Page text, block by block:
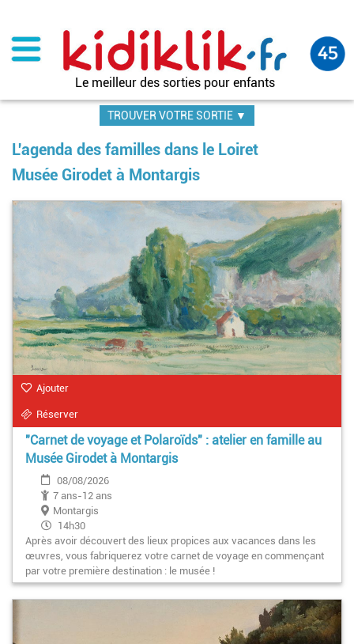
contenu
principal
Le meilleur des sorties pour enfants
TROUVER VOTRE SORTIE ▼
L'agenda des familles dans le Loiret
Musée Girodet à Montargis
Ajouter
Réserver
"Carnet de voyage et Polaroïds" : atelier en famille au
Musée Girodet à Montargis
08/08/2026
7 ans-12 ans
Montargis
14h30
Après avoir découvert des lieux propices aux vacances dans les
œuvres, vous fabriquerez votre carnet de voyage en commençant
par votre première destination : le musée !